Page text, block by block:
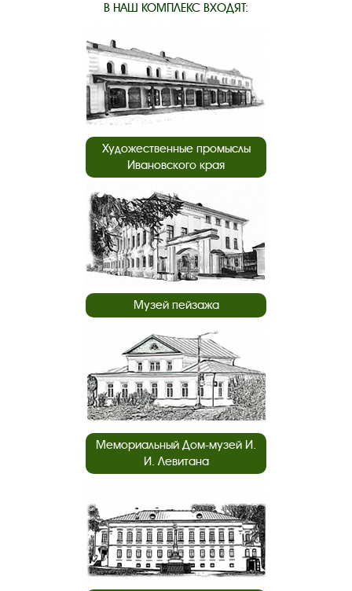
В НАШ КОМПЛЕКС ВХОДЯТ:
Художественные промыслы
Ивановского края
Музей пейзажа
Мемориальный Дом-музей И.
И. Левитана